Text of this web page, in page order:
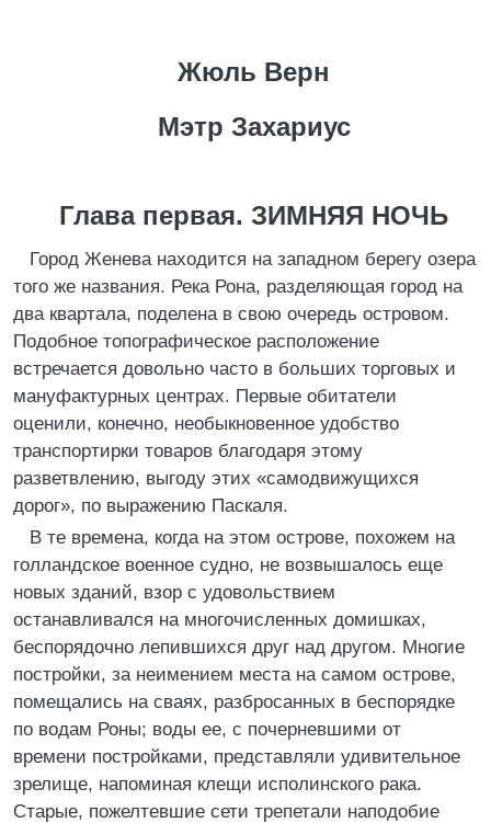
Жюль Верн
Мэтр Захариус
Глава первая. ЗИМНЯЯ НОЧЬ
Город Женева находится на западном берегу озера
того же названия. Река Рона, разделяющая город на
два квартала, поделена в свою очередь островом.
Подобное топографическое расположение
встречается довольно часто в больших торговых и
мануфактурных центрах. Первые обитатели
оценили, конечно, необыкновенное удобство
транспортирки товаров благодаря этому
разветвлению, выгоду этих «самодвижущихся
дорог», по выражению Паскаля.
В те времена, когда на этом острове, похожем на
голландское военное судно, не возвышалось еще
новых зданий, взор с удовольствием
останавливался на многочисленных домишках,
беспорядочно лепившихся друг над другом. Многие
постройки, за неимением места на самом острове,
помещались на сваях, разбросанных в беспорядке
по водам Роны; воды ее, с почерневшими от
времени постройками, представляли удивительное
зрелище, напоминая клещи исполинского рака.
Старые, пожелтевшие сети трепетали наподобие